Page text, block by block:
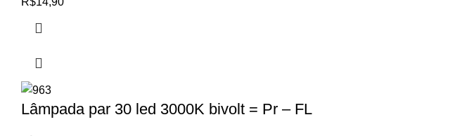
Lâmpada par 30 led 3000K bivolt = Pr – FL